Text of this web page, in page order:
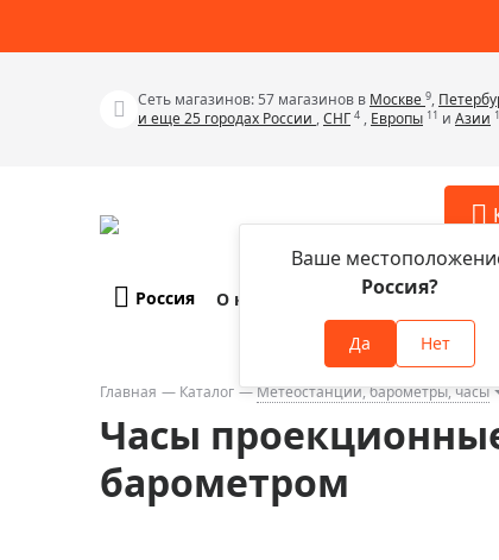
Сеть магазинов: 57 магазинов в Москве 9,
и еще 25 городах России ,СНГ 4 , Европы 11 и Азии 1
Телескопы
Бинокли
Зрительные трубы
Лупы
Россия
Ваше
Россия?
Да Нет
О компании Оплата и
Главная Каталог Метеостанции, барометры, часы
Часы
барометром